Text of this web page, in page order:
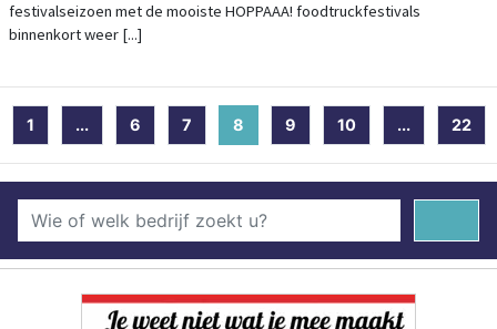
festivalseizoen met de mooiste HOPPAAA! foodtruckfestivals
binnenkort weer [...]
1 ... 6 7 8 (current)
9 10 ... 22